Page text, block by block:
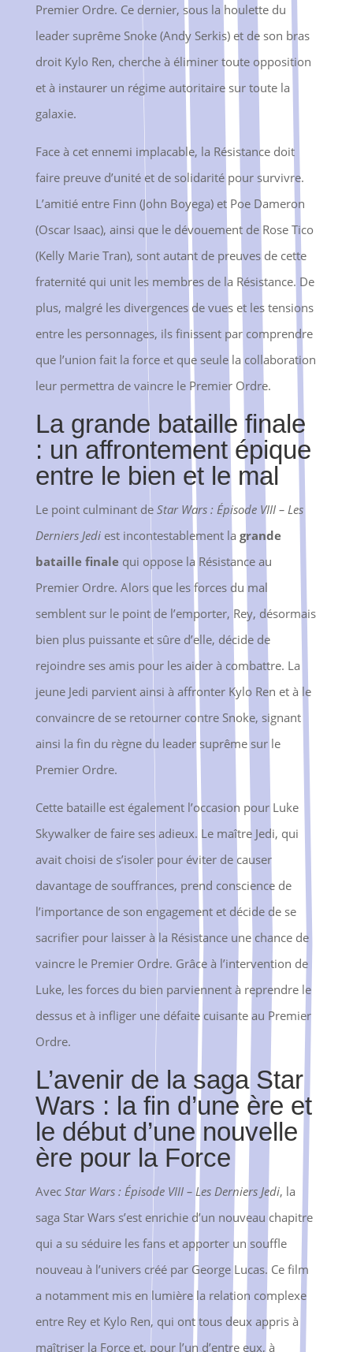
Premier Ordre. Ce dernier, sous la houlette du
leader suprême Snoke (Andy Serkis) et de son bras
droit Kylo Ren, cherche à éliminer toute opposition
et à instaurer un régime autoritaire sur toute la
galaxie.
Face à cet ennemi implacable, la Résistance doit
faire preuve d’unité et de solidarité pour survivre.
L’amitié entre Finn (John Boyega) et Poe Dameron
(Oscar Isaac), ainsi que le dévouement de Rose Tico
(Kelly Marie Tran), sont autant de preuves de cette
fraternité qui unit les membres de la Résistance. De
plus, malgré les divergences de vues et les tensions
entre les personnages, ils finissent par comprendre
que l’union fait la force et que seule la collaboration
leur permettra de vaincre le Premier Ordre.
La grande bataille finale
: un affrontement épique
entre le bien et le mal
Le point culminant de Star Wars : Épisode VIII – Les
Derniers Jediest incontestablement la grande
bataille finalequi oppose la Résistance au
Premier Ordre. Alors que les forces du mal
semblent sur le point de l’emporter, Rey, désormais
bien plus puissante et sûre d’elle, décide de
rejoindre ses amis pour les aider à combattre. La
jeune Jedi parvient ainsi à affronter Kylo Ren et à le
convaincre de se retourner contre Snoke, signant
ainsi la fin du règne du leader suprême sur le
Premier Ordre.
Cette bataille est également l’occasion pour Luke
Skywalker de faire ses adieux. Le maître Jedi, qui
avait choisi de s’isoler pour éviter de causer
davantage de souffrances, prend conscience de
l’importance de son engagement et décide de se
sacrifier pour laisser à la Résistance une chance de
vaincre le Premier Ordre. Grâce à l’intervention de
Luke, les forces du bien parviennent à reprendre le
dessus et à infliger une défaite cuisante au Premier
Ordre.
L’avenir de la saga Star
Wars : la fin d’une ère et
le début d’une nouvelle
ère pour la Force
Avec Star Wars : Épisode VIII – Les Derniers Jedi, la
saga Star Wars s’est enrichie d’un nouveau chapitre
qui a su séduire les fans et apporter un souffle
nouveau à l’univers créé par George Lucas. Ce film
a notamment mis en lumière la relation complexe
entre Rey et Kylo Ren, qui ont tous deux appris à
maîtriser la Force et, pour l’un d’entre eux, à